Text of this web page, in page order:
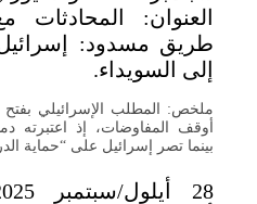
العنوان:
طريق مسدود:
إلى السويداء.
ملخص: المطلب الإسرائيلي بفتح
أوقف المفاوضات، إذ اعتبرته
بينما تصر إسرائيل على “حماية